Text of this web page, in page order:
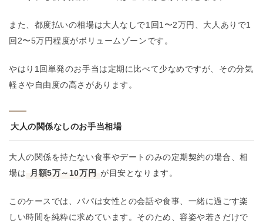
また、都度払いの相場は大人なしで1回1〜2万円、大人ありで1
回2〜5万円程度がボリュームゾーンです​。
やはり1回単発のお手当は定期に比べて少なめですが、その分気
軽さや自由度の高さがあります。
大人の関係なしのお手当相場
大人の関係を持たない食事やデートのみの定期契約の場合、相
場は
月額5万～10万円 が目安となります。
このケースでは、パパは女性との会話や食事、一緒に過ごす楽
しい時間を純粋に求めています。そのため、容姿や若さだけで